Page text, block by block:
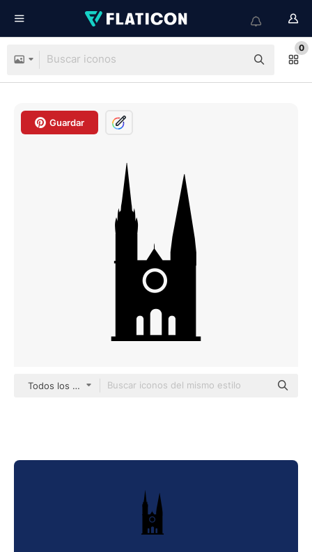
0
Guardar
Todos los estilos